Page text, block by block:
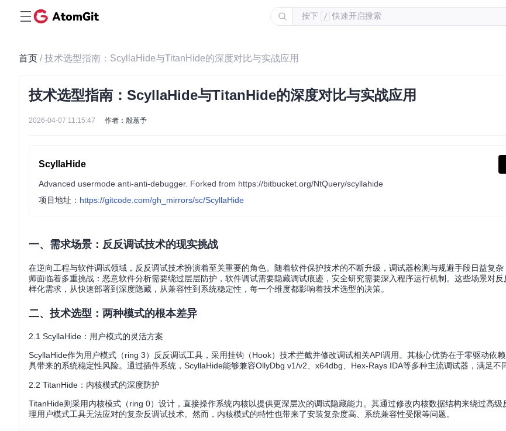
按下 / 快速开启搜索
首页 / 技术选型指南：ScyllaHide与TitanHide的深度对比与实战应用
技术选型指南：ScyllaHide与TitanHide的深度对比与实战应用
2026-04-07 11:15:47 作者：殷蕙予
ScyllaHide
Advanced usermode anti-anti-debugger. Forked from https://bitbucket.org/NtQuery/scyllahide
项目地址： https://gitcode.com/gh_mirrors/sc/ScyllaHide
一、需求场景：反反调试技术的现实挑战
在逆向工程与软件调试领域，反反调试技术扮演着至关重要的角色。随着软件保护技术的不断升级，调试器检测与规避手段日益复
师面临着多重挑战：恶意软件分析需要绕过层层防护，软件调试需要隐藏调试痕迹，安全研究需要深入程序运行机制。这些场景对
样化需求，从快速部署到深度隐藏，从兼容性到系统稳定性，每一个维度都影响着技术选型的决策。
二、技术选型：两种模式的根本差异
2.1 ScyllaHide：用户模式的灵活方案
ScyllaHide作为用户模式（ring 3）反反调试工具，采用挂钩（Hook）技术拦截并修改调试相关API调用。其核心优势在于零驱动依
具带来的系统稳定性风险。通过插件系统，ScyllaHide能够兼容OllyDbg v1/v2、x64dbg、Hex-Rays IDA等多种主流调试器，满足不
2.2 TitanHide：内核模式的深度防护
TitanHide则采用内核模式（ring 0）设计，直接操作系统内核以提供更深层次的调试隐藏能力。其通过修改内核数据结构来绕过高级
理用户模式工具无法应对的复杂反调试技术。然而，内核模式的特性也带来了安装复杂度高、系统兼容性受限等问题。